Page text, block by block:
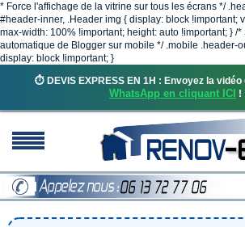
* Force l'affichage de la vitrine sur tous les écrans */
#header-inner, .Header img { display: block !important;
max-width: 100% !important; height: auto !important; } /
automatique de Blogger sur mobile */ .mobile .header-
display: block !important; }
⏱️ DEVIS EXPRESS EN 1H : Envoyez la
WhatsApp en cliquant ICI !